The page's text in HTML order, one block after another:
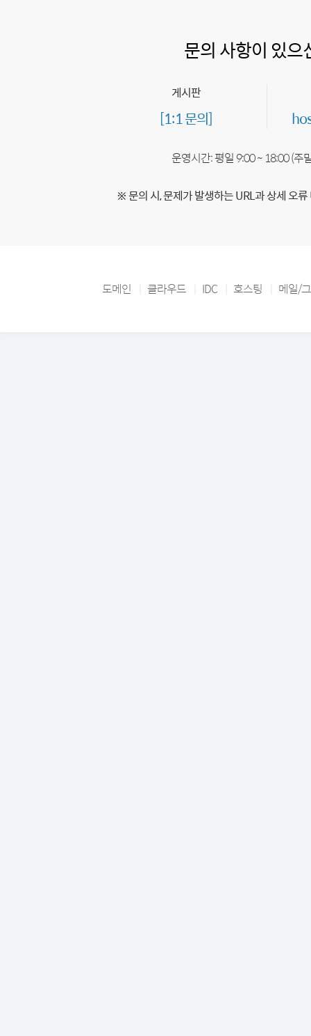
문의 사항이 있으
게시판
[1:1 문의]
운영시간: 평일 9:00 ~ 18:00 (주
※ 문의 시, 문제가 발생하는 URL과 상세 오
도메인 클라우드 IDC 호스팅 메일/